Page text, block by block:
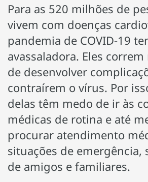
Para as 520 milhões de
vivem com doenças
pandemia de COVID-19
avassaladora. Eles
de desenvolver
contraírem o vírus. Por
delas têm medo de ir às
médicas de rotina e até
procurar atendimento
situações de emergência,
de amigos e familiares.